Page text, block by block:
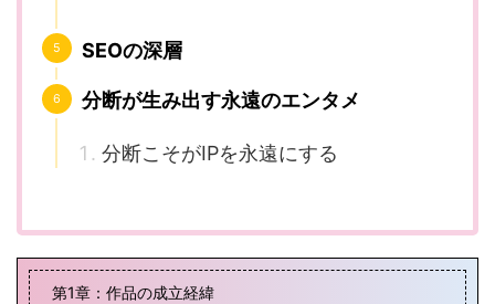
SEOの深層
分断が生み出す永遠のエンタメ
分断こそがIPを永遠にする
第1章：作品の成立経緯